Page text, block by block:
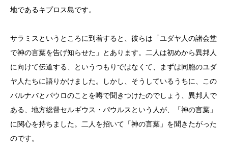
地であるキプロス島です。
サラミスというところに到着すると、彼らは「ユダヤ人の諸会堂
で神の言葉を告げ知らせた」とあります。二人は初めから異邦人
に向けて伝道する、というつもりではなくて、まずは同胞のユダ
ヤ人たちに語りかけました。しかし、そうしているうちに、この
バルナバとパウロのことを噂で聞きつけたのでしょう、異邦人で
ある、地方総督セルギウス・パウルスという人が、「神の言葉」
に関心を持ちました。二人を招いて「神の言葉」を聞きたがった
のです。